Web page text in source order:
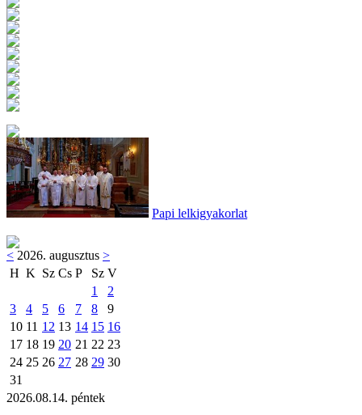
Papi lelkigyakorlat
< 2026. augusztus >
H K Sz Cs P Sz V
1
2
3
4 5 6 7 8
9
10 11 12 13 14 15 16
17 18 19 20 21 22 23
24 25 26 27 28 29 30
31
2026.08.14. péntek